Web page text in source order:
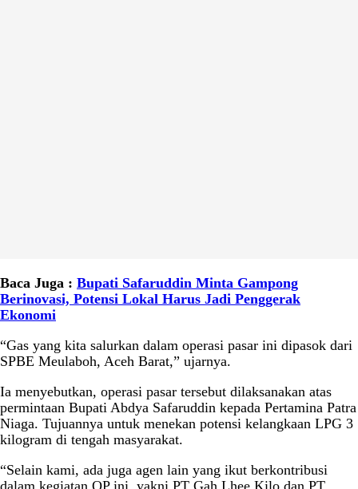
Baca Juga : Bupati Safaruddin Minta Gampong
Berinovasi, Potensi Lokal Harus Jadi Penggerak
Ekonomi
“Gas yang kita salurkan dalam operasi pasar ini dipasok dari
SPBE Meulaboh, Aceh Barat,” ujarnya.
Ia menyebutkan, operasi pasar tersebut dilaksanakan atas
permintaan Bupati Abdya Safaruddin kepada Pertamina Patra
Niaga. Tujuannya untuk menekan potensi kelangkaan LPG 3
kilogram di tengah masyarakat.
“Selain kami, ada juga agen lain yang ikut berkontribusi